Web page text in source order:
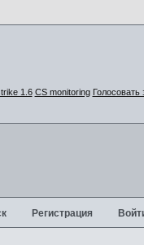
1.6 CS monitoring
Регистрация